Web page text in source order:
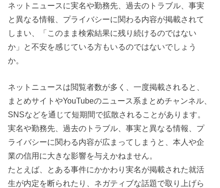
ネットニュースに実名や勤務先、過去のトラブル、事実
と異なる情報、プライバシーに関わる内容が掲載されて
しまい、「このまま検索結果に残り続けるのではない
か」と不安を感じている方もいるのではないでしょう
か。
ネットニュースは閲覧者数が多く、一度掲載されると、
まとめサイトやYouTubeのニュース系まとめチャンネル、
SNSなどを通じて短期間で拡散されることがあります。
実名や勤務先、過去のトラブル、事実と異なる情報、プ
ライバシーに関わる内容が広まってしまうと、本人や企
業の信用に大きな影響を与えかねません。
たとえば、とある事件にかかわり実名が掲載された就活
生が内定を断られたり、ネガティブな話題で取り上げら